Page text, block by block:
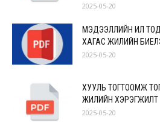
2025-05-20
МЭДЭЭЛЛИЙН ИЛ
ХАГАС ЖИЛИЙН
2025-05-20
ХУУЛЬ ТОГТООМЖ
ЖИЛИЙН ХЭРЭГЖИЛТ
2025-05-20